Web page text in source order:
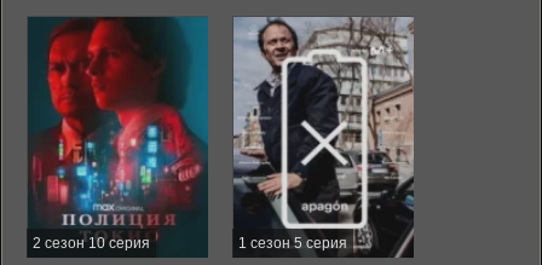
2 сезон 10 серия 1 сезон 5 серия